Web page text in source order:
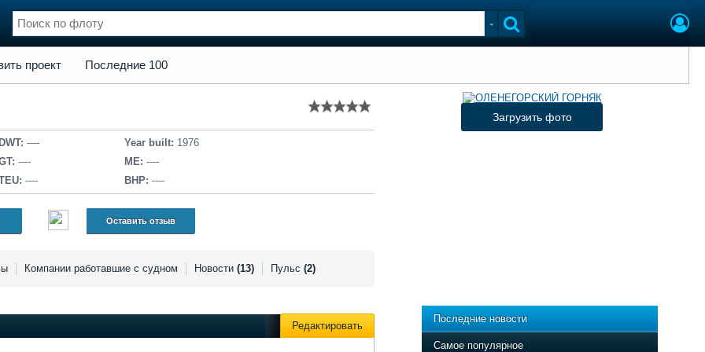
и семинары
Флот
Отзывы
Все службы
проект Последние 100
DWT: ----
----
----
Year built: 1976
ME: ----
BHP: ----
Оставить отзыв
Загрузить фото
Компании работавшие с судном Новости (13) Пульс (2)
Редактировать
Последние новости
Самое популярное